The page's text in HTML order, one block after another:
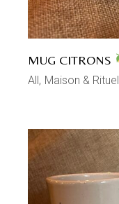
MUG CITRONS
All Maison & Rituel